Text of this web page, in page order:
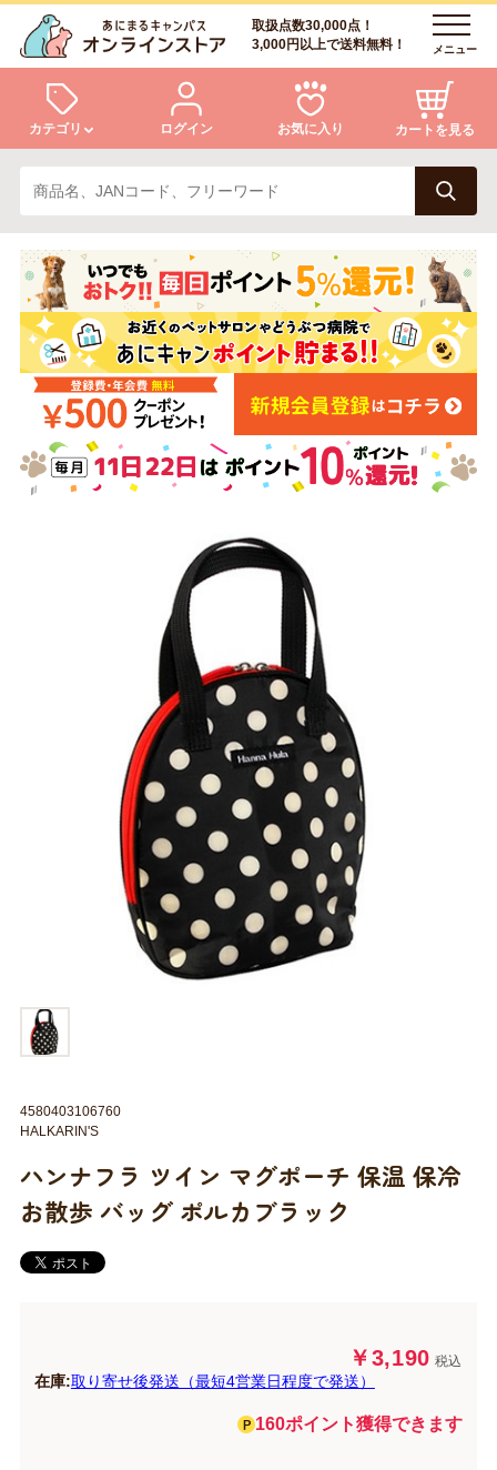
取扱点数30,000点！
3,000円以上で送料無料！
メニュー
カテゴリ
犬 猫
小動物・鳥 アクア・爬虫類・昆虫
ドッグフード キャットフード
美容・ケア用品 服・おさんぽ用品
リビング雑貨
シニアサポート
ログイン お気に入り カートを見る
ログイン
会員登録
あにまるキャンパスについて
アフターサービス
商品リクエスト
ハンナフラ ツイン マグポーチ 保温 保冷
お散歩 バッグ ポルカブラック
￥3,190 税込
在庫:取り寄せ後発送（最短4営業日程度で発送）
160ポイント獲得できます
4580403106760
HALKARIN'S